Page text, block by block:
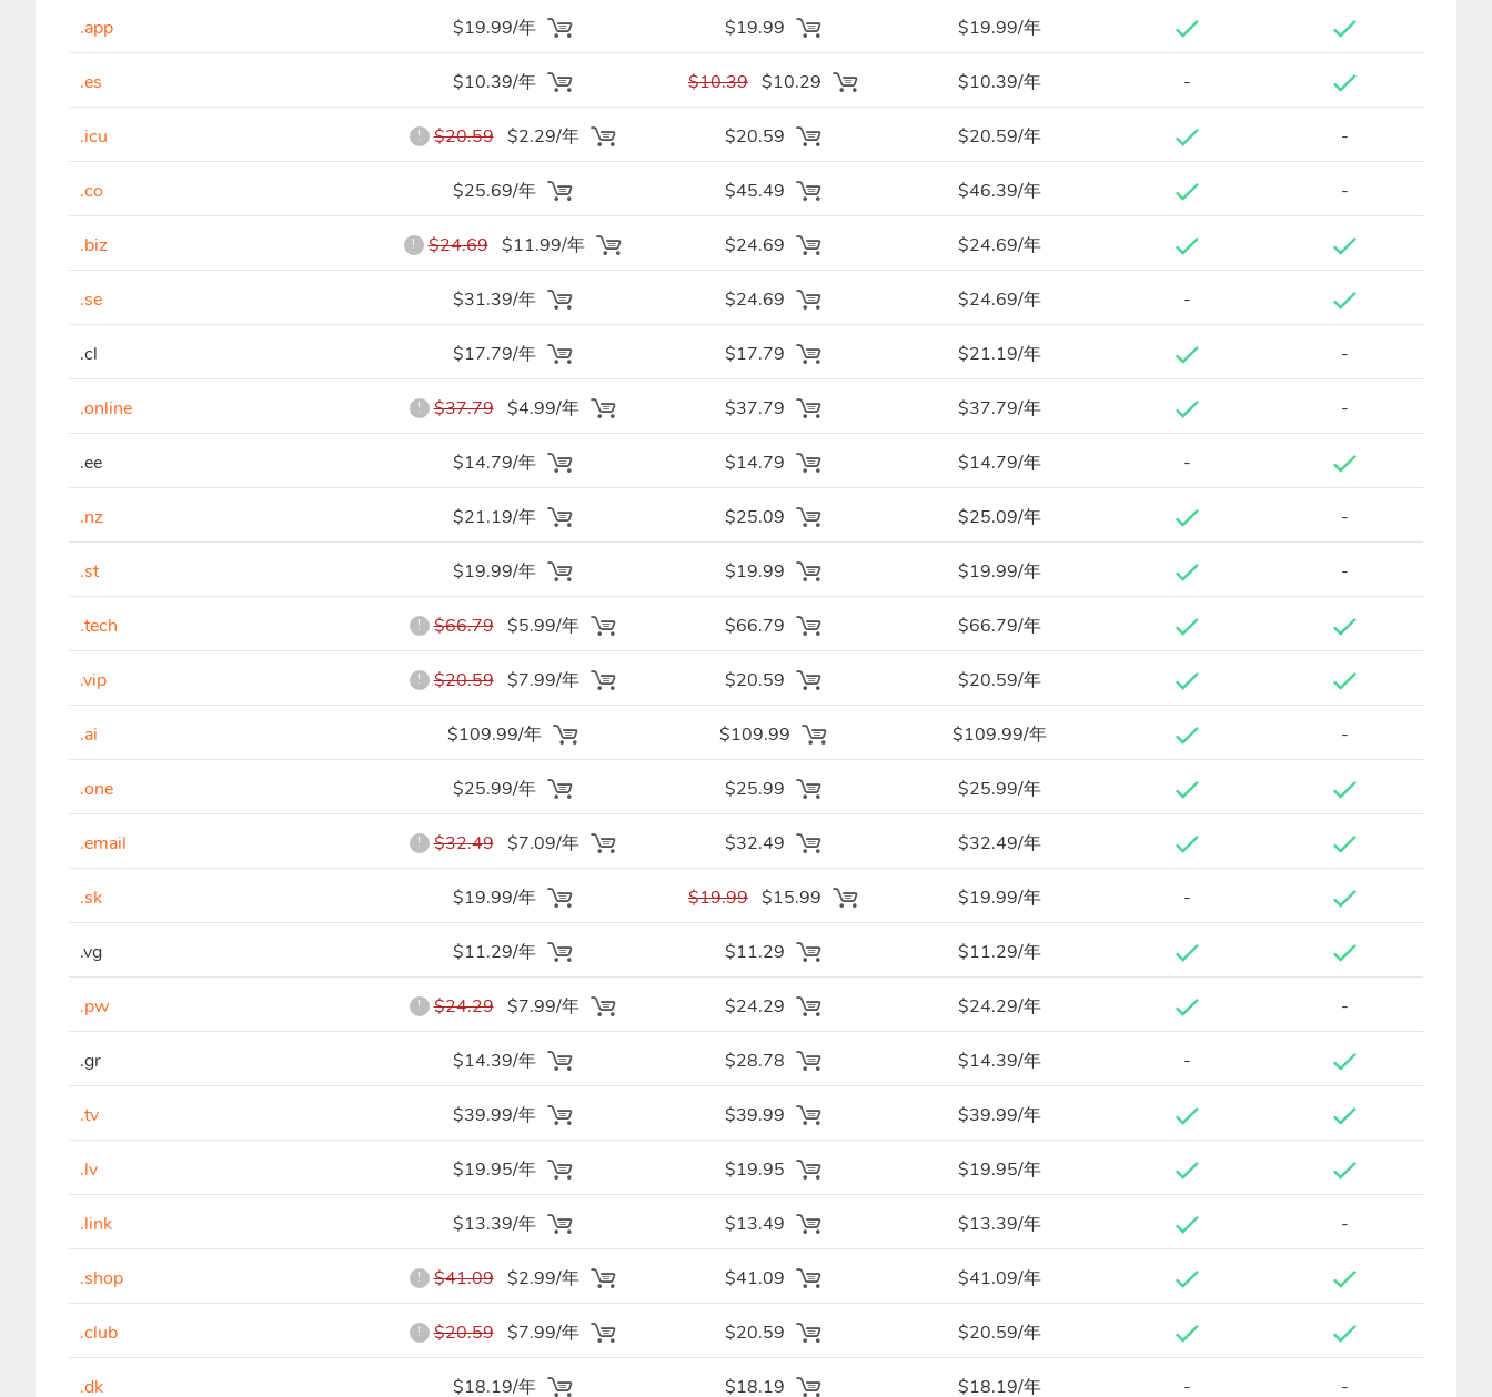
.app $19.99/年 $19.99 $19.99/年
.es $10.39/年 $10.39 $10.29 $10.39/年 -
.icu ! $20.59$2.29/年 $20.59 $20.59/年 -
.co $25.69/年 $45.49 $46.39/年 -
.biz ! $24.69$11.99/年 $24.69 $24.69/年
.se $31.39/年 $24.69 $24.69/年 -
.cl $17.79/年 $17.79 $21.19/年 -
.online ! $37.79$4.99/年 $37.79 $37.79/年 -
.ee $14.79/年 $14.79 $14.79/年 -
.nz $21.19/年 $25.09 $25.09/年 -
.st $19.99/年 $19.99 $19.99/年 -
.tech ! $66.79$5.99/年 $66.79 $66.79/年
.vip ! $20.59$7.99/年 $20.59 $20.59/年
.ai $109.99/年 $109.99 $109.99/年 -
.one $25.99/年 $25.99 $25.99/年
.email ! $32.49$7.09/年 $32.49 $32.49/年
.sk $19.99/年 $19.99 $15.99 $19.99/年 -
.vg $11.29/年 $11.29 $11.29/年
.pw ! $24.29$7.99/年 $24.29 $24.29/年 -
.gr $14.39/年 $28.78 $14.39/年 -
.tv $39.99/年 $39.99 $39.99/年
.lv $19.95/年 $19.95 $19.95/年
.link $13.39/年 $13.49 $13.39/年 -
.shop ! $41.09$2.99/年 $41.09 $41.09/年
.club ! $20.59$7.99/年 $20.59 $20.59/年
.dk $18.19/年 $18.19 $18.19/年 - -